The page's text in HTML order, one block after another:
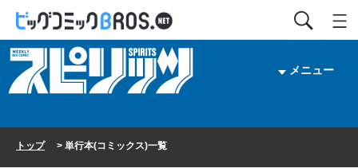
メニュー
トップ> 単行本(コミックス)一覧